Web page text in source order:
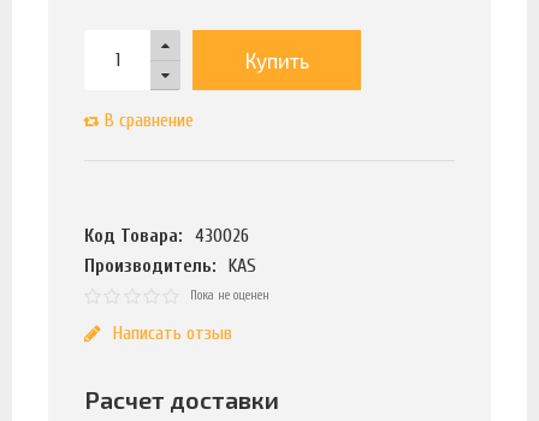
Купить
В сравнение
Код Товара:
430026
Производитель:
KAS
Пока не оценен
Написать отзыв
Расчет доставки